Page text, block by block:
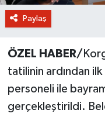
Paylaş
ÖZEL HABER/
tatilinin ardından
personeli ile
gerçekleştirildi.